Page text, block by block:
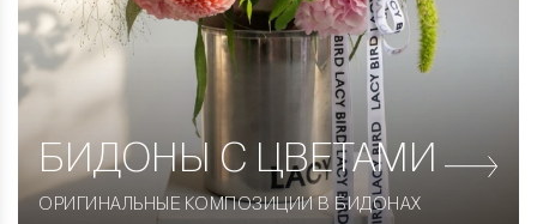
БИДОНЫ С ЦВЕТАМИ
ОРИГИНАЛЬНЫЕ КОМПОЗИЦИИ В БИДОНАХ